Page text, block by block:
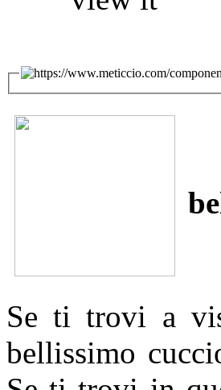
Se ti trovi a
bellissimo